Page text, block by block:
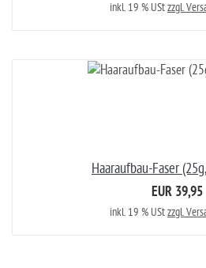
inkl. 19 % UStzzgl.
Haaraufbau-Faser
EUR 39,95
inkl. 19 % UStzzgl.